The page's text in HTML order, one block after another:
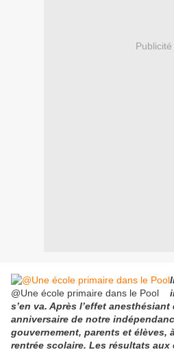
Publicité
@Une école primaire dans le Pool
s’en va. Après l’effet
anniversaire de notre
gouvernement, parents et élèves,
rentrée scolaire. Les résultats aux